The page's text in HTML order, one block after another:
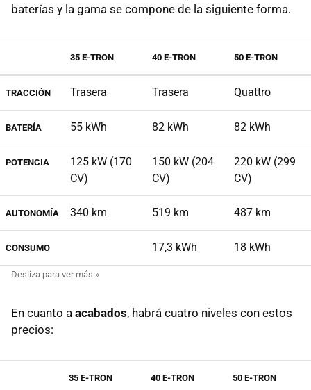
baterías y la gama se compone de la siguiente forma.
35 E-TRON 40 E-TRON 50 E-TRON
TRACCIÓN Trasera Trasera Quattro
BATERÍA 55 kWh 82 kWh 82 kWh
POTENCIA
125 kW (170
CV)
150 kW (204
CV)
220 kW (299
CV)
AUTONOMÍA 340 km 519 km 487 km
CONSUMO 17,3 kWh 18 kWh
En cuanto a acabados, habrá cuatro niveles con estos
precios:
35 E-TRON 40 E-TRON 50 E-TRON